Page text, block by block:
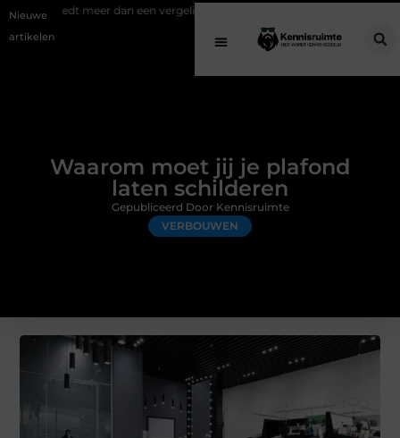
Nieuwe
artikelen
dan een vergelijkingssite Schenking aan een goed doel:
Waarom moet jij je plafond
laten schilderen
VERBOUWEN
Gepubliceerd Door Kennisruimte